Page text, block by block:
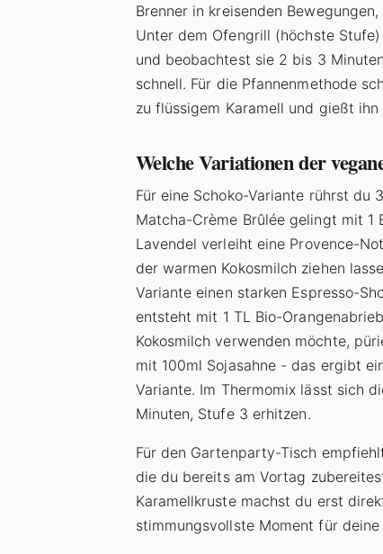
Brenner in kreisenden
Unter dem Ofengrill (höchste
und beobachtest sie 2 bis 3
schnell. Für die Pfannenmethode
zu flüssigem Karamell und gießt
Welche Variationen der
Für eine Schoko-Variante rührst du
Matcha-Crème Brûlée gelingt mit 1
Lavendel verleiht eine Provence-
der warmen Kokosmilch ziehen
Variante einen starken Espresso-
entsteht mit 1 TL Bio-
Kokosmilch verwenden möchte,
mit 100ml Sojasahne - das ergibt
Variante. Im Thermomix lässt sich
Minuten, Stufe 3 erhitzen.
Für den Gartenparty-Tisch
die du bereits am Vortag
Karamellkruste machst du erst
stimmungsvollste Moment für deine